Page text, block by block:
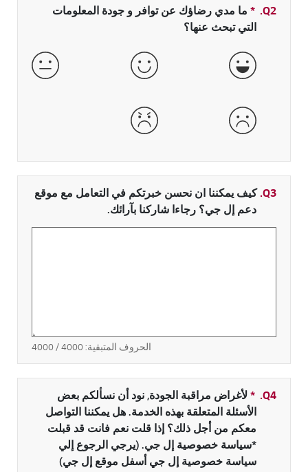
Q2.
* حقل مطلوب
ما مدي رضاؤك عن توافر و جودة المعلومات
التي تبحث عنها؟
جيدة جداً جيدة عادية
سيئة سيئة جداً
Q3. كيف يمكننا ان نحسن خبرتكم في التعامل مع موقع
دعم إل جي؟ رجاءا شاركنا بآرائك.
الحروف المتبقية:4000
/ 4000
Q4.
*حقل مطلوب
لأغراض مراقبة الجودة, نود أن نسألكم بعض
الأسئلة المتعلقة بهذه الخدمة. هل يمكننا التواصل
معكم من أجل ذلك؟ إذا قلت نعم فانت قد قبلت
*سياسة خصوصية إل جي. (يرجي الرجوع إلي
سياسة خصوصية إل جي أسفل موقع إل جي)